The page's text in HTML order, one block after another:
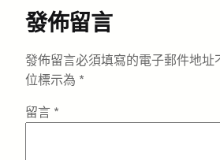
發佈留言
發佈留言必須填寫的電子郵件地址
位標示為 *
留言 *